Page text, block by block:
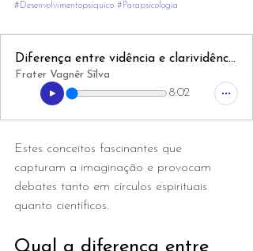
#Desenvolvimentopsíquico #Parapsicologia
Diferença entre vidência e clarividência
Frater Vagnêr Sîlva
8:02
Estes conceitos fascinantes que
capturam a imaginação e provocam
debates tanto em círculos espirituais
quanto científicos.
Qual a diferença entre